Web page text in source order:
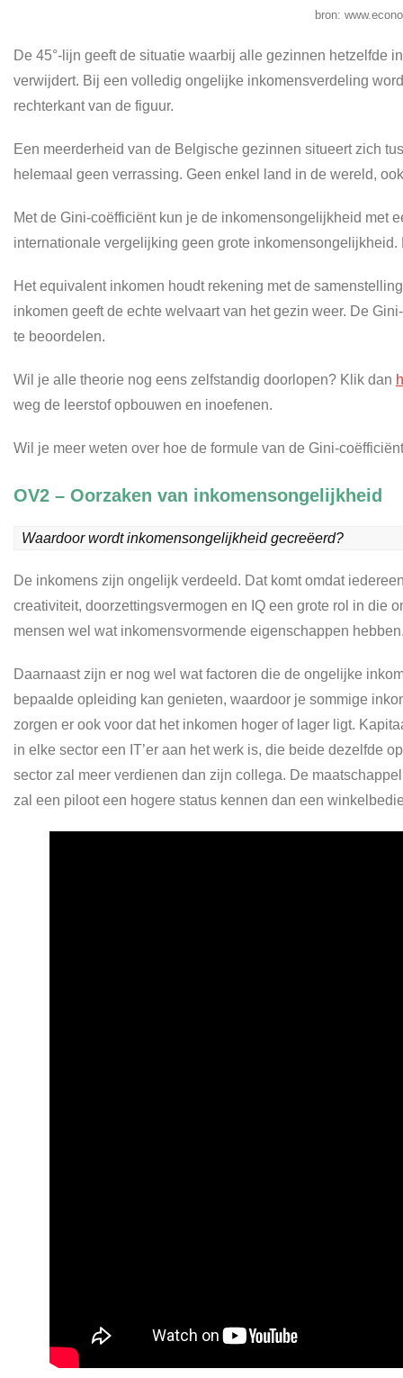
bron:
De 45°-lijn geeft de situatie waarbij alle gezinnen hetzelfde
verwijdert. Bij een volledig ongelijke inkomensverdeling
rechterkant van de figuur.
Een meerderheid van de Belgische gezinnen situeert zich
helemaal geen verrassing. Geen enkel land in de wereld,
Met de Gini-coëfficiënt kun je de inkomensongelijkheid met
internationale vergelijking geen grote
Het equivalent inkomen houdt rekening met de
inkomen geeft de echte welvaart van het gezin weer. De
te beoordelen.
Wil je alle theorie nog eens zelfstandig doorlopen? Klik dan
weg de leerstof opbouwen en inoefenen.
Wil je meer weten over hoe de formule van de Gini-
OV2 – Oorzaken van inkomensongelijkheid
Waardoor wordt inkomensongelijkheid gecreëerd?
De inkomens zijn ongelijk verdeeld. Dat komt omdat
creativiteit, doorzettingsvermogen en IQ een grote rol in die
mensen wel wat inkomensvormende eigenschappen
Daarnaast zijn er nog wel wat factoren die de ongelijke
bepaalde opleiding kan genieten, waardoor je sommige
zorgen er ook voor dat het inkomen hoger of lager ligt.
in elke sector een IT’er aan het werk is, die beide dezelfde
sector zal meer verdienen dan zijn collega. De
zal een piloot een hogere status kennen dan een